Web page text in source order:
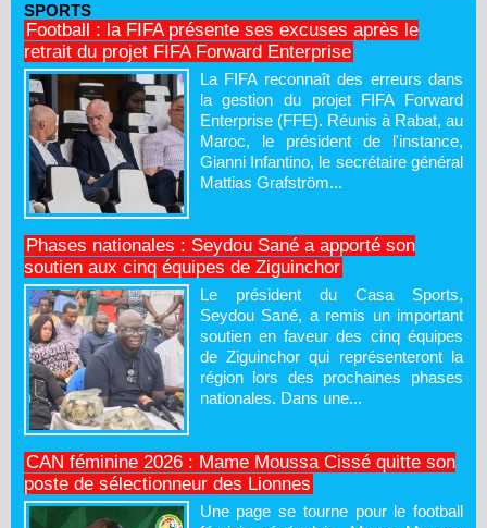
SPORTS
Football : la FIFA présente ses excuses après le
retrait du projet FIFA Forward Enterprise
La FIFA reconnaît des erreurs dans
la gestion du projet FIFA Forward
Enterprise (FFE). Réunis à Rabat, au
Maroc, le président de l'instance,
Gianni Infantino, le secrétaire général
Mattias Grafström...
Phases nationales : Seydou Sané a apporté son
soutien aux cinq équipes de Ziguinchor
Le président du Casa Sports,
Seydou Sané, a remis un important
soutien en faveur des cinq équipes
de Ziguinchor qui représenteront la
région lors des prochaines phases
nationales. Dans une...
CAN féminine 2026 : Mame Moussa Cissé quitte son
poste de sélectionneur des Lionnes
Une page se tourne pour le football